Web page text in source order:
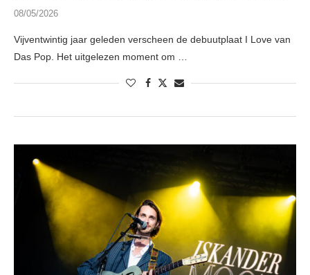
08/05/2026
Vijventwintig jaar geleden verscheen de debuutplaat I Love van
Das Pop. Het uitgelezen moment om …